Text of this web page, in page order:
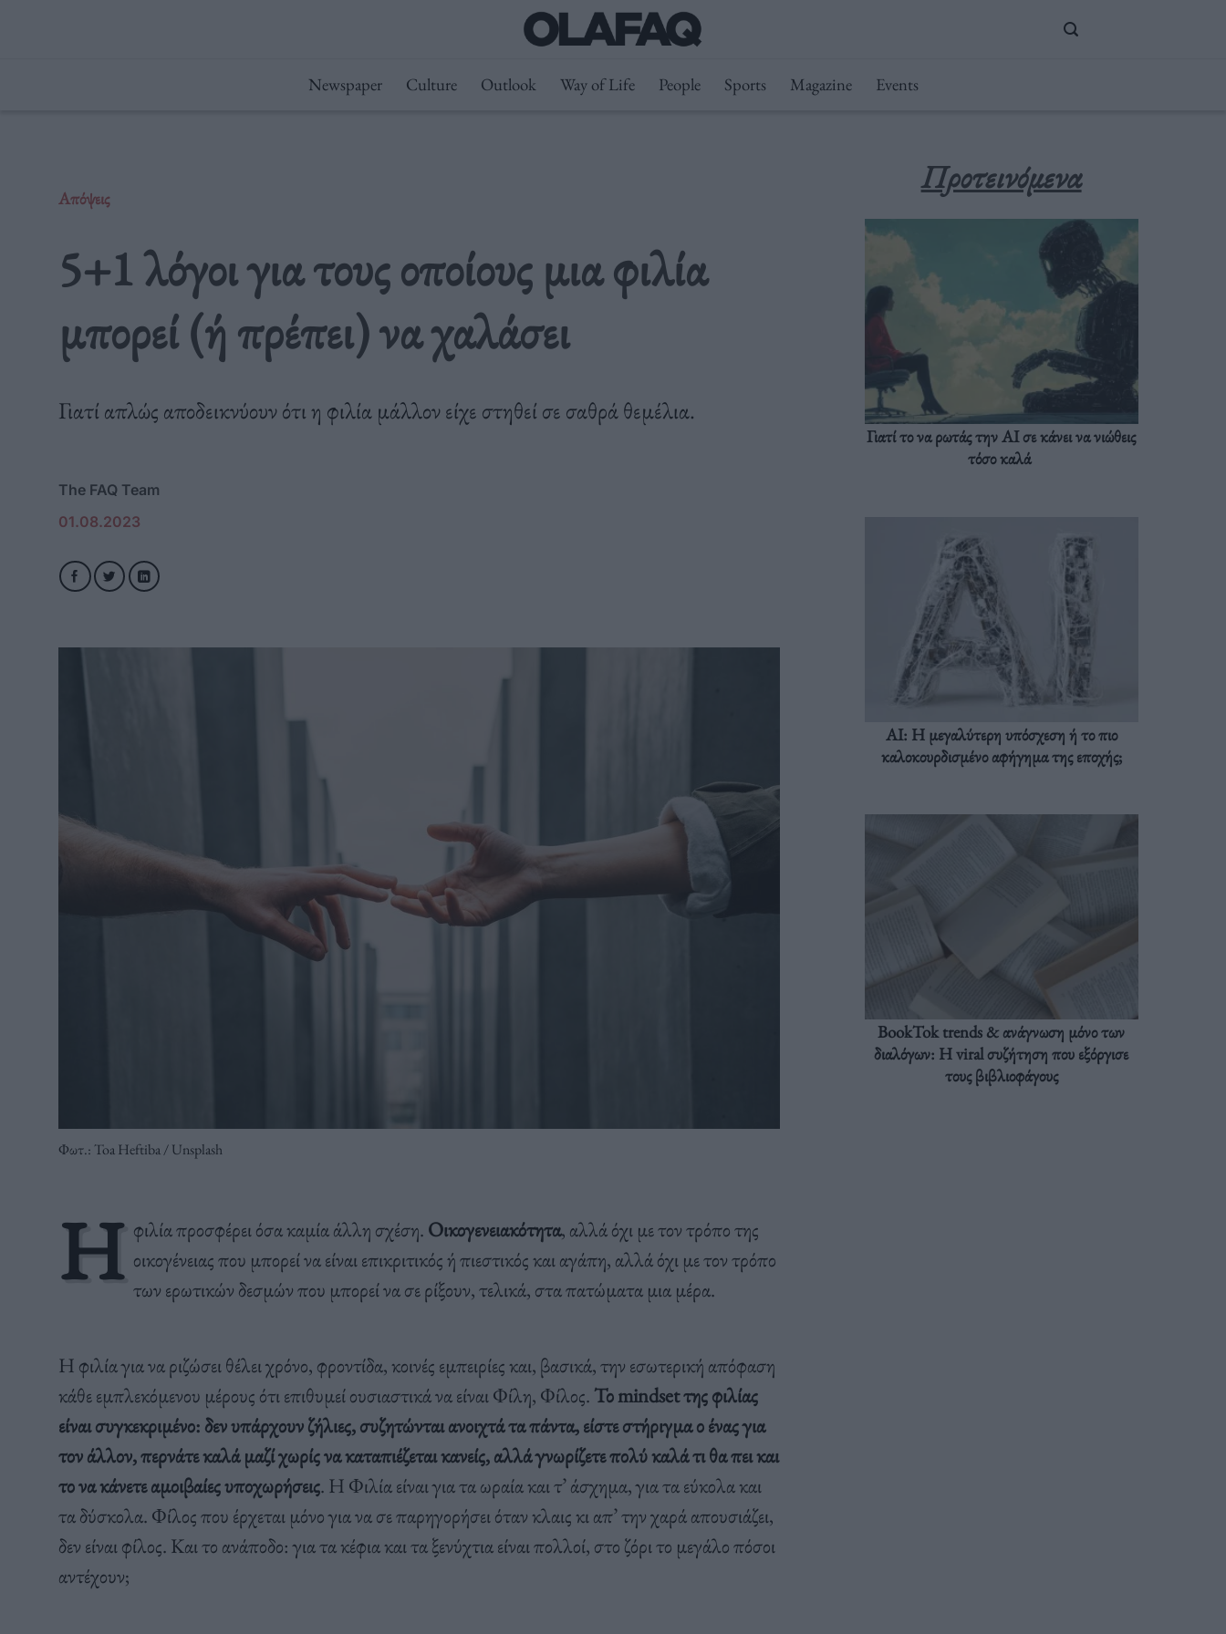
Newspaper Culture Outlook Way of Life People Sports Magazine Events
Απόψεις
5+1 λόγοι για τους οποίους μια φιλία
μπορεί (ή πρέπει) να χαλάσει
Γιατί απλώς αποδεικνύουν ότι η φιλία μάλλον είχε στηθεί σε σαθρά θεμέλια.
The FAQ Team
01.08.2023
Φωτ.: Toa Heftiba / Unsplash
Η φιλία προσφέρει όσα καμία άλλη σχέση. Οικογενειακότητα, αλλά όχι με τον τρόπο της
οικογένειας που μπορεί να είναι επικριτικός ή πιεστικός και αγάπη, αλλά όχι με τον τρόπο
των ερωτικών δεσμών που μπορεί να σε ρίξουν, τελικά, στα πατώματα μια μέρα.
Η φιλία για να ριζώσει θέλει χρόνο, φροντίδα, κοινές εμπειρίες και, βασικά, την εσωτερική απόφαση
κάθε εμπλεκόμενου μέρους ότι επιθυμεί ουσιαστικά να είναι Φίλη, Φίλος. Το mindset της φιλίας
είναι συγκεκριμένο: δεν υπάρχουν ζήλιες, συζητώνται ανοιχτά τα πάντα, είστε στήριγμα ο ένας για
τον άλλον, περνάτε καλά μαζί χωρίς να καταπιέζεται κανείς, αλλά γνωρίζετε πολύ καλά τι θα πει και
το να κάνετε αμοιβαίες υποχωρήσεις. Η Φιλία είναι για τα ωραία και τ’ άσχημα, για τα εύκολα και
τα δύσκολα. Φίλος που έρχεται μόνο για να σε παρηγορήσει όταν κλαις κι απ’ την χαρά απουσιάζει,
δεν είναι φίλος. Και το ανάποδο: για τα κέφια και τα ξενύχτια είναι πολλοί, στο ζόρι το μεγάλο πόσοι
αντέχουν;
Προτεινόμενα
Γιατί το να ρωτάς την AI σε κάνει να νιώθεις
τόσο καλά
AI: Η μεγαλύτερη υπόσχεση ή το πιο
καλοκουρδισμένο αφήγημα της εποχής;
BookTok trends & ανάγνωση μόνο των
διαλόγων: Η viral συζήτηση που εξόργισε
τους βιβλιοφάγους